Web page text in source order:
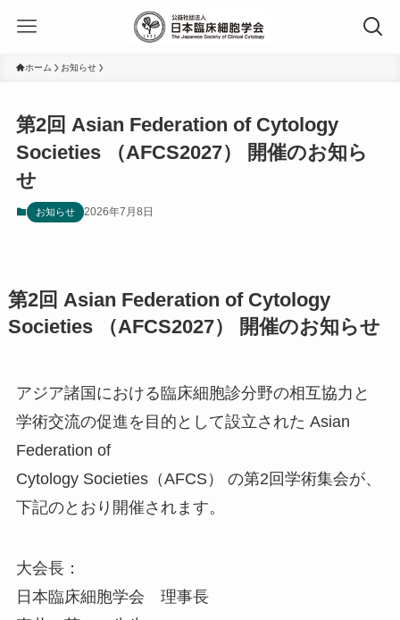
ホーム お知らせ
第2回 Asian Federation of Cytology
Societies （AFCS2027） 開催のお知ら
せ
お知らせ 2026年7月8日
第2回 Asian Federation of Cytology
Societies （AFCS2027） 開催のお知らせ
アジア諸国における臨床細胞診分野の相互協力と
学術交流の促進を目的として設立された Asian
Federation of
Cytology Societies（AFCS） の第2回学術集会が、
下記のとおり開催されます。
大会長：
日本臨床細胞学会 理事長